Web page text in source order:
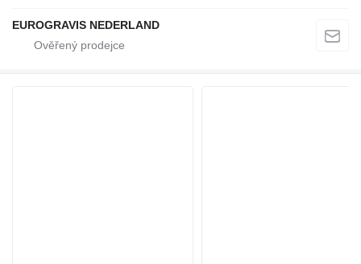
EUROGRAVIS NEDERLAND